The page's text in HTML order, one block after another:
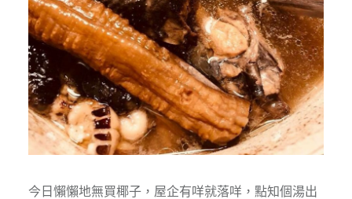
今日懶懶地無買椰子，屋企有咩就落咩，點知個湯出